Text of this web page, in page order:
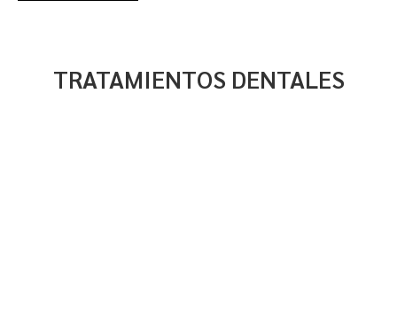
TRATAMIENTOS DENTALES